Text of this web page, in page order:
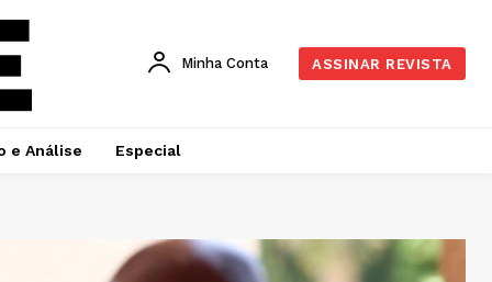
Minha Conta ASSINAR REVISTA
e Análise Especial